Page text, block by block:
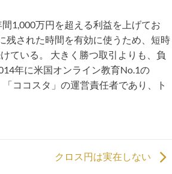
1,000万円を超える利益を上げてお
残された時間を有効に使うため、短時
ている。 大きく勝つ取引よりも、負
年に米国オンライン教育No.1の
ココスタ」の運営責任者であり、ト
クロス円は実在しない